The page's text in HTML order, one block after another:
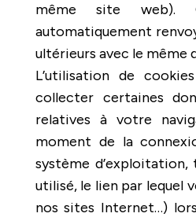
même site web).
automatiquement
ultérieurs avec le même
L’utilisation de
collecter certaines
relatives à votre
moment de la
système
utilisé, le lien par lequel
nos sites Internet…)